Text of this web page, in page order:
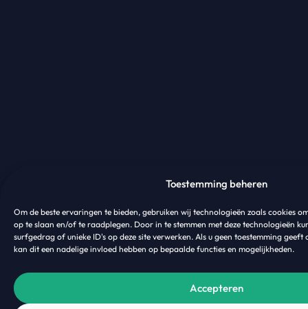
Toestemming beheren
Om de beste ervaringen te bieden, gebruiken wij technologieën zoals cookies
op te slaan en/of te raadplegen. Door in te stemmen met deze technologieën
surfgedrag of unieke ID's op deze site verwerken. Als u geen toestemming
kan dit een nadelige invloed hebben op bepaalde functies en mogelijkheden.
Accepteren